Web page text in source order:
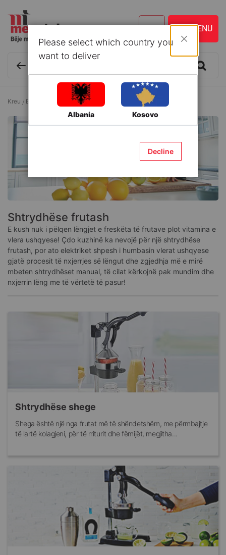
Kreu Enë kuzhine dhe Aksesorë Shtrydhëse frutash
Shtrydhëse frutash
E kush nuk i pëlqen lëngjet e freskëta të frutave plot vitamina e
vlera ushqyese! Çdo kuzhinë ka nevojë për një shtrydhëse
frutash, por ato elektriket shpesh i humbasin vlerat ushqyese
gjatë procesit të nxjerrjes së lëngut dhe zgjedhja më e mirë
mbeten shtrydhëset manual, të cilat kërkojnë pak mundim dhe
nxjerrin lëng me të vërtetë të pasur!
Shtrydhëse shege
Shega është një nga frutat më të shëndetshëm, me përmbajtje
të lartë kolagjeni, për të rriturit dhe fëmijët, megjitha...
Please select which country you
want to deliver
Albania Kosovo
Decline